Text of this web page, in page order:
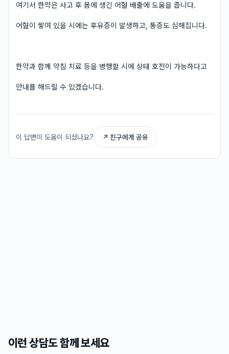
여기서 한약은 사고 후 몸에 생긴 어혈 배출에 도움을 줍니다.
어혈이 쌓여 있을 시에는 후유증이 발생하고, 통증도 심해집니다.
한약과 함께 약침 치료 등을 병행할 시에 상태 호전이 가능하다고
안내를 해드릴 수 있겠습니다.
이 답변이 도움이 되셨나요? ↗ 친구에게 공유
이런 상담도 함께 보세요